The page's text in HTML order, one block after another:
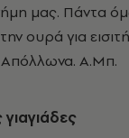
μας. Πάντα
ουρά για
Απόλλωνα. Α.Μπ.
γιαγιάδες